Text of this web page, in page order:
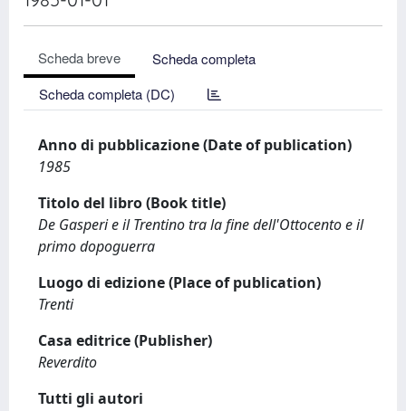
Scheda breve
Scheda completa
Scheda completa (DC)
Anno di pubblicazione (Date of publication)
1985
Titolo del libro (Book title)
De Gasperi e il Trentino tra la fine dell'Ottocento e il
primo dopoguerra
Luogo di edizione (Place of publication)
Trenti
Casa editrice (Publisher)
Reverdito
Tutti gli autori